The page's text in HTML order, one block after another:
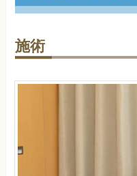
施術